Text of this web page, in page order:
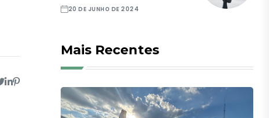
20 DE JUNHO DE 2024
Mais Recentes